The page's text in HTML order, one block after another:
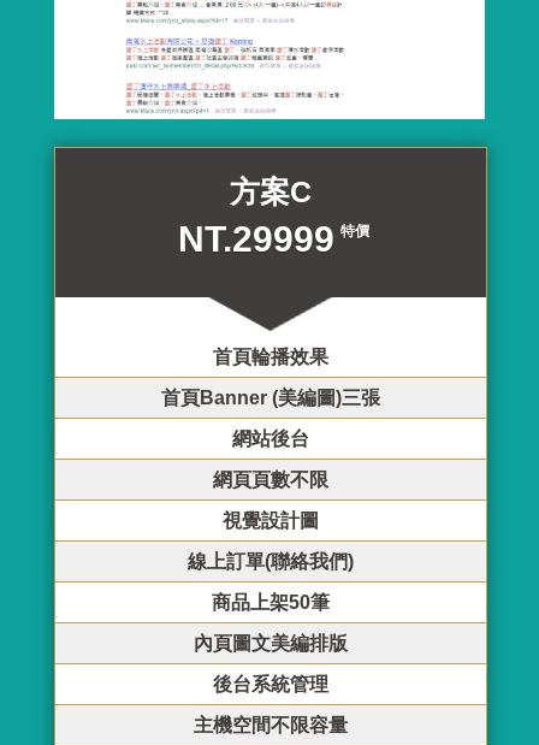
方案C
NT.29999 特價
首頁輪播效果
首頁Banner (美編圖)三張
網站後台
網頁頁數不限
視覺設計圖
線上訂單(聯絡我們)
商品上架50筆
內頁圖文美編排版
後台系統管理
主機空間不限容量